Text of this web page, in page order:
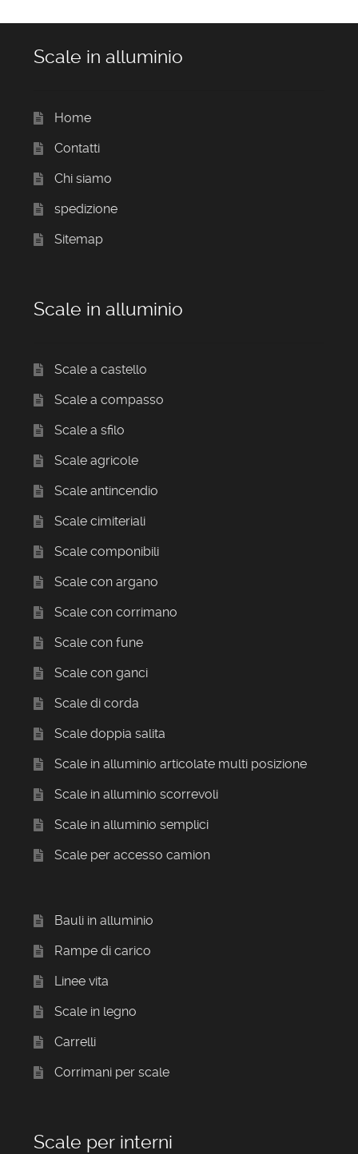
Scale in alluminio
Home
Contatti
Chi siamo
spedizione
Sitemap
Scale in alluminio
Scale a castello
Scale a compasso
Scale a sfilo
Scale agricole
Scale antincendio
Scale cimiteriali
Scale componibili
Scale con argano
Scale con corrimano
Scale con fune
Scale con ganci
Scale di corda
Scale doppia salita
Scale in alluminio articolate multi posizione
Scale in alluminio scorrevoli
Scale in alluminio semplici
Scale per accesso camion
Bauli in alluminio
Rampe di carico
Linee vita
Scale in legno
Carrelli
Corrimani per scale
Scale per interni